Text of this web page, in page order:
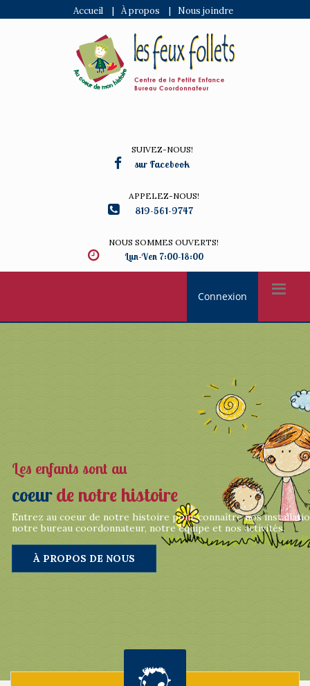
Accueil | À propos | Nous joindre
SUIVEZ-NOUS!
sur Facebook
APPELEZ-NOUS!
819-561-9747
NOUS SOMMES OUVERTS!
Lun-Ven 7:00-18:00
Connexion
Les enfants sont au
coeurde notre histoire
Entrez au coeur de notre histoire pour connaître nos
notre bureau coordonnateur, notre équipe et nos activités.
À PROPOS DE NOUS